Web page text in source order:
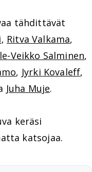
tähdittävät
, Ritva Valkama,
Veikko Salminen,
, Jyrki Kovaleff,
Juha Muje.
keräsi
katsojaa.